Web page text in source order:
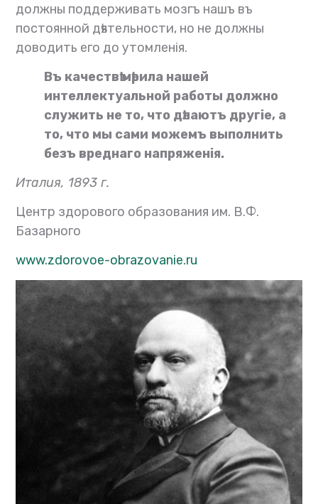
должны поддерживать мозгъ нашъ въ
постоянной дѣятельности, но не должны
доводить его до утомленія.
Въ качествѣ мѣрила нашей
интеллектуальной работы должно
служить не то, что дѣлаютъ другіе, а
то, что мы сами можемъ выполнить
безъ вреднаго напряженія.
Италия, 1893 г.
Центр здорового образования им. В.Ф.
Базарного
www.zdorovoe-obrazovanie.ru